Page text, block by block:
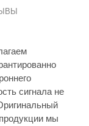
сигнала не
мы